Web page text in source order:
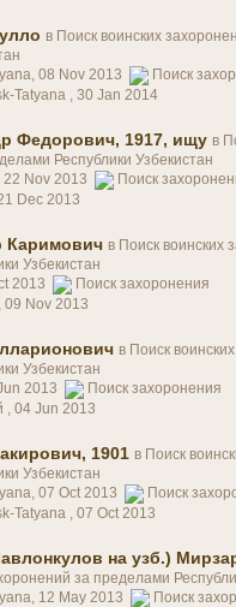
в Поиск воинских
08 Nov 2013
Поиск
Tatyana ,30 Jan 2014
Федорович, 1917, ищу в
Республики Узбекистан
22 Nov 2013
Поиск
Dec 2013
Каримович в Поиск воинских
Узбекистан
2013
Поиск захоронения
09 Nov 2013
в Поиск
Узбекистан
2013
Поиск захоронения
,04 Jun 2013
1901 в Поиск
Узбекистан
07 Oct 2013
Поиск
Tatyana ,07 Oct 2013
на узб.)
за пределами
12 May 2013
Поиск